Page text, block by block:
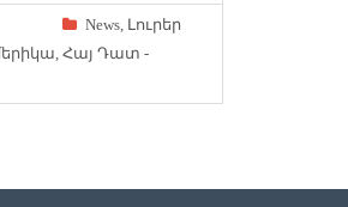
News Լուրեր
Հայ Դատ -